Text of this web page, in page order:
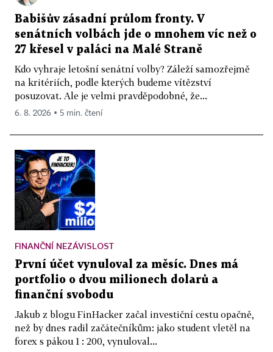
Babišův zásadní průlom fronty. V
senátních volbách jde o mnohem víc než o
27 křesel v paláci na Malé Straně
Kdo vyhraje letošní senátní volby? Záleží samozřejmě
na kritériích, podle kterých budeme vítězství
posuzovat. Ale je velmi pravděpodobné, že...
6. 8. 2026 ▪ 5 min. čtení
FINANČNÍ NEZÁVISLOST
První účet vynuloval za měsíc. Dnes má
portfolio o dvou milionech dolarů a
finanční svobodu
Jakub z blogu FinHacker začal investiční cestu opačně,
než by dnes radil začátečníkům: jako student vletěl na
forex s pákou 1 : 200, vynuloval...